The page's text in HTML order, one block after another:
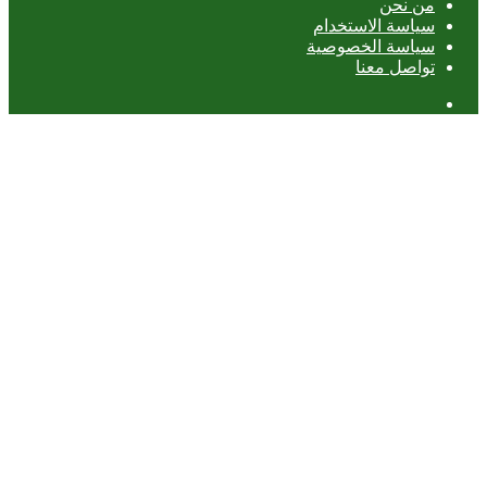
من نحن
سياسة الاستخدام
سياسة الخصوصية
تواصل معنا